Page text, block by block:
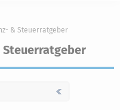
& Steuerratgeber
Steuerratgeber